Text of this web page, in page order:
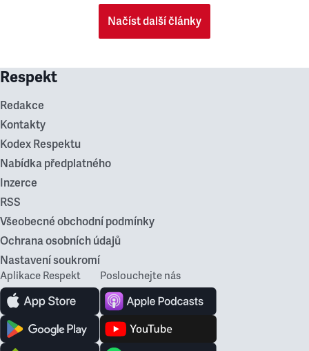
Načíst další články
Respekt
Redakce
Kontakty
Kodex Respektu
Nabídka předplatného
Inzerce
RSS
Všeobecné obchodní podmínky
Ochrana osobních údajů
Nastavení soukromí
Aplikace Respekt Poslouchejte nás